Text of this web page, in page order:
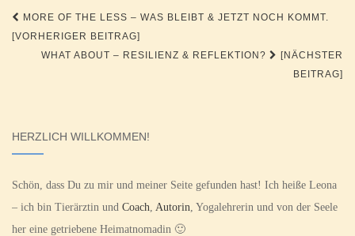
Beitragsnavigation
MORE OF THE LESS – WAS BLEIBT & JETZT NOCH KOMMT.
[VORHERIGER BEITRAG]
WHAT ABOUT – RESILIENZ & REFLEKTION?
[NÄCHSTER
BEITRAG]
HERZLICH WILLKOMMEN!
Schön, dass Du zu mir und meiner Seite gefunden hast! Ich heiße Leona
– ich bin Tierärztin und Coach, Autorin, Yogalehrerin und von der Seele
her eine getriebene Heimatnomadin 🙂